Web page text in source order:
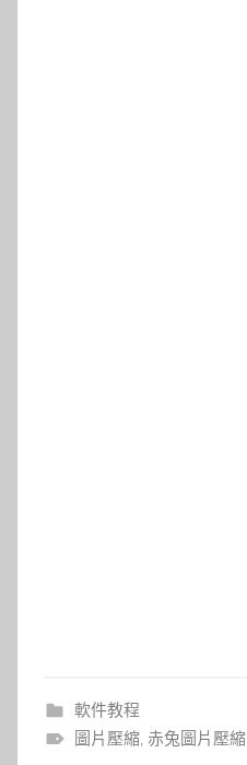
軟件教程
圖片壓縮, 赤兔圖片壓縮